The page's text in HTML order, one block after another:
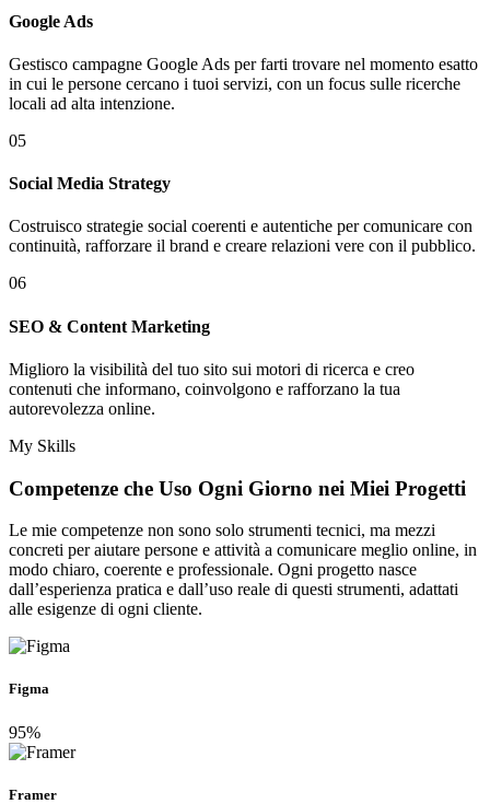
Google Ads
Gestisco campagne Google Ads per farti trovare nel momento esatto
in cui le persone cercano i tuoi servizi, con un focus sulle ricerche
locali ad alta intenzione.
05
Social Media Strategy
Costruisco strategie social coerenti e autentiche per comunicare con
continuità, rafforzare il brand e creare relazioni vere con il pubblico.
06
SEO & Content Marketing
Miglioro la visibilità del tuo sito sui motori di ricerca e creo
contenuti che informano, coinvolgono e rafforzano la tua
autorevolezza online.
My Skills
Competenze che Uso Ogni Giorno nei Miei Progetti
Le mie competenze non sono solo strumenti tecnici, ma mezzi
concreti per aiutare persone e attività a comunicare meglio online, in
modo chiaro, coerente e professionale. Ogni progetto nasce
dall’esperienza pratica e dall’uso reale di questi strumenti, adattati
alle esigenze di ogni cliente.
Figma
95%
Framer